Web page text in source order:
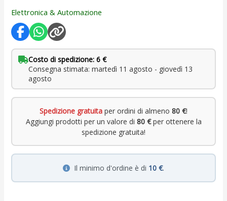
Elettronica & Automazione
Costo di spedizione: 6 €
Consegna stimata: martedì 11 agosto - giovedì 13
agosto
Spedizione gratuita per ordini di almeno 80 €!
Aggiungi prodotti per un valore di 80 €per ottenere la
spedizione gratuita!
Il minimo d'ordine è di 10 €.